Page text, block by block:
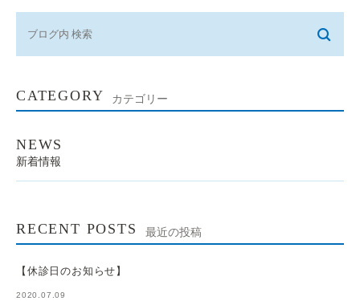
CATEGORY カテゴリー
NEWS
新着情報
RECENT POSTS 最近の投稿
【休診日のお知らせ】
2020.07.09